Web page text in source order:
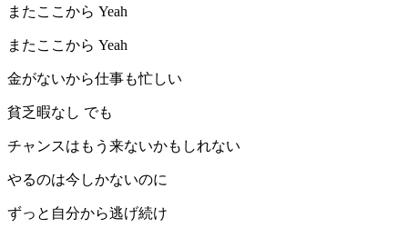
またここから Yeah
またここから Yeah
金がないから仕事も忙しい
貧乏暇なし でも
チャンスはもう来ないかもしれない
やるのは今しかないのに
ずっと自分から逃げ続け